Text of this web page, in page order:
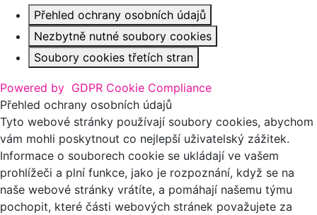
Přehled ochrany osobních údajů
Nezbytně nutné soubory cookies
Soubory cookies třetích stran
Powered by GDPR Cookie Compliance
Přehled ochrany osobních údajů
Tyto webové stránky používají soubory cookies, abychom
vám mohli poskytnout co nejlepší uživatelský zážitek.
Informace o souborech cookie se ukládají ve vašem
prohlížeči a plní funkce, jako je rozpoznání, když se na
naše webové stránky vrátíte, a pomáhají našemu týmu
pochopit, které části webových stránek považujete za